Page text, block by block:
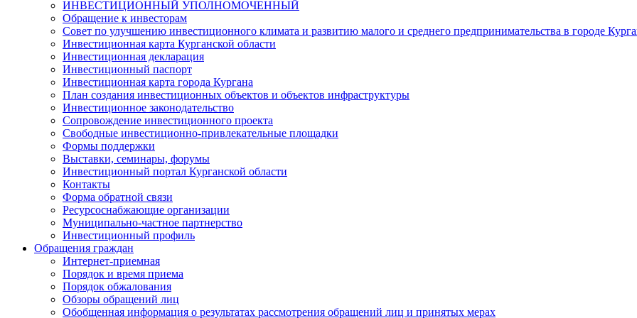
ИНВЕСТИЦИОННЫЙ УПОЛНОМОЧЕННЫЙ
Обращение к инвесторам
Совет по улучшению инвестиционного климата и развитию малого и среднего предпринимательства в городе
Инвестиционная карта Курганской области
Инвестиционная декларация
Инвестиционный паспорт
Инвестиционная карта города Кургана
План создания инвестиционных объектов и объектов инфраструктуры
Инвестиционное законодательство
Сопровождение инвестиционного проекта
Свободные инвестиционно-привлекательные площадки
Формы поддержки
Выставки, семинары, форумы
Инвестиционный портал Курганской области
Контакты
Форма обратной связи
Ресурсоснабжающие организации
Муниципально-частное партнерство
Инвестиционный профиль
Обращения граждан
Интернет-приемная
Порядок и время приема
Порядок обжалования
Обзоры обращений лиц
Обобщенная информация о результатах рассмотрения обращений лиц и принятых мерах